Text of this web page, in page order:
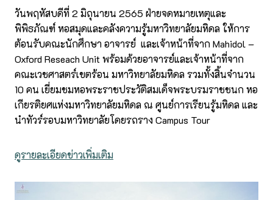
วันพฤหัสบดีที่ 2 มิถุนายน 2565 ฝ่ายจดหมายเหตุและ
พิพิธภัณฑ์ หอสมุดและคลังความรู้มหาวิทยาลัยมหิดล ให้การ
ต้อนรับคณะนักศึกษา อาจารย์ และเจ้าหน้าที่จาก Mahidol –
Oxford Reseach Unit พร้อมด้วยอาจารย์และเจ้าหน้าที่จาก
คณะเวชศาสตร์เขตร้อน มหาวิทยาลัยมหิดล รวมทั้งสิ้นจำนวน
10 คน เยี่ยมชมหอพระราชประวัติสมเด็จพระบรมราชชนก หอ
เกียรติยศแห่งมหาวิทยาลัยมหิดล ณ ศูนย์การเรียนรู้มหิดล และ
นำทัวร์รอบมหาวิทยาลัยโดยรถราง Campus Tour
ดูรายละเอียดข่าวเพิ่มเติม